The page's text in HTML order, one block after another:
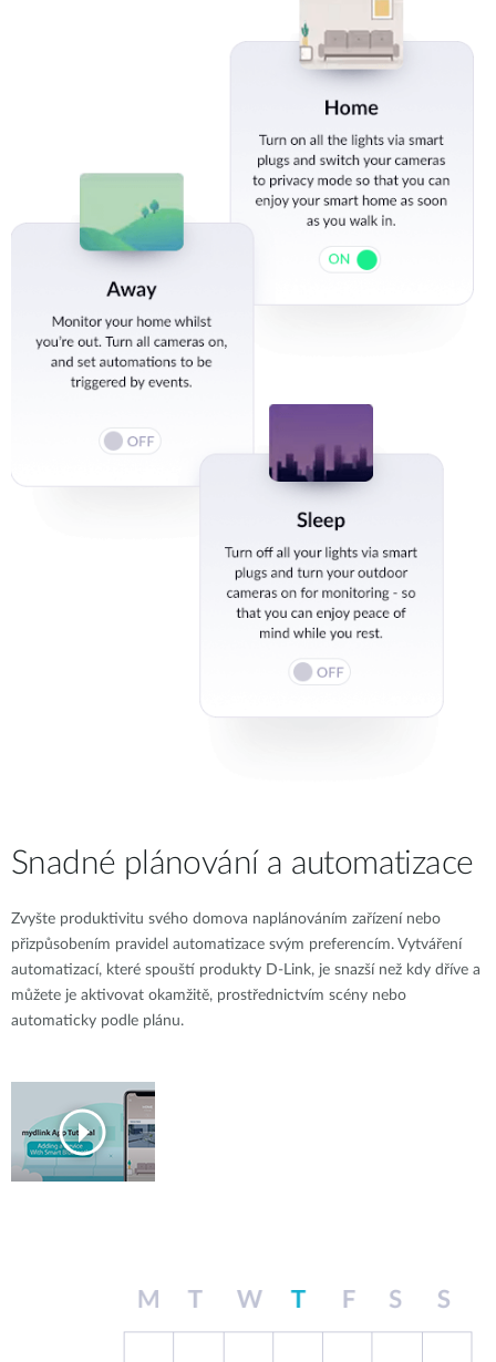
Snadné plánování a automatizace
Zvyšte produktivitu svého domova naplánováním zařízení nebo
přizpůsobením pravidel automatizace svým preferencím. Vytváření
automatizací, které spouští produkty D-Link, je snazší než kdy dříve a
můžete je aktivovat okamžitě, prostřednictvím scény nebo
automaticky podle plánu.